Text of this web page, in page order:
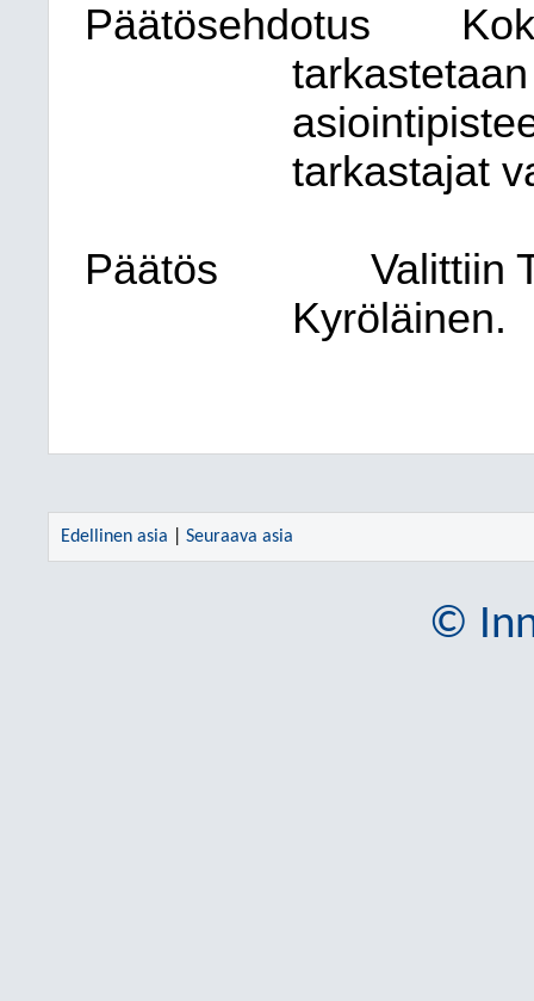
Päätösehdotus
tarkastajat
Päätös
Valittiin
Kyröläinen.
Edellinen asia Seuraava asia
©